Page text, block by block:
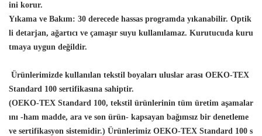
ini korur.
Yıkama ve Bakım: 30 derecede hassas programda yıkanabilir. Optik
li detarjan, ağartıcı ve çamaşır suyu kullanılamaz. Kurutucuda kuru
tmaya uygun değildir.
Ürünlerimizde kullanılan tekstil boyaları uluslar arası OEKO-TEX
Standard 100 sertifikasına sahiptir.
(OEKO-TEX Standard 100, tekstil ürünlerinin tüm üretim aşamalar
ını -ham madde, ara ve son ürün- kapsayan bağımsız bir denetleme
ve sertifikasyon sistemidir.) Ürünlerimiz OEKO-TEX Standard 100 s